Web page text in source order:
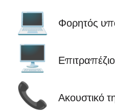
💻 Φορητός
🖥️
📞 Ακουστικό